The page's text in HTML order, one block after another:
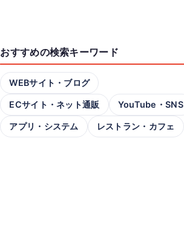
おすすめの検索キーワード
WEBサイト・ブログ
ECサイト・ネット通販 YouTube・SNS
アプリ・システム レストラン・カフェ